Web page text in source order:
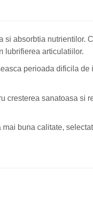
si absorbtia nutrientilor.
lubrifierea articulatiilor.
perioada dificila de
cresterea sanatoasa si
buna calitate,